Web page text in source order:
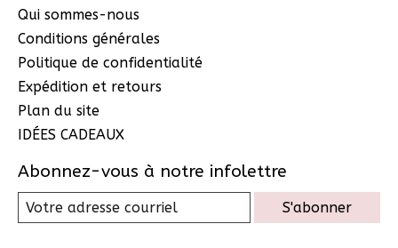
Qui sommes-nous
Conditions générales
Politique de confidentialité
Expédition et retours
Plan du site
IDÉES CADEAUX
Abonnez-vous à notre infolettre
S'abonner